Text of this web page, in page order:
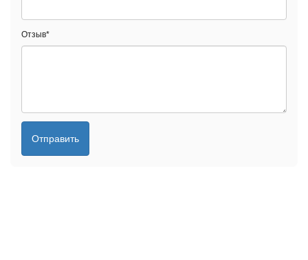
Отзыв*
Отправить